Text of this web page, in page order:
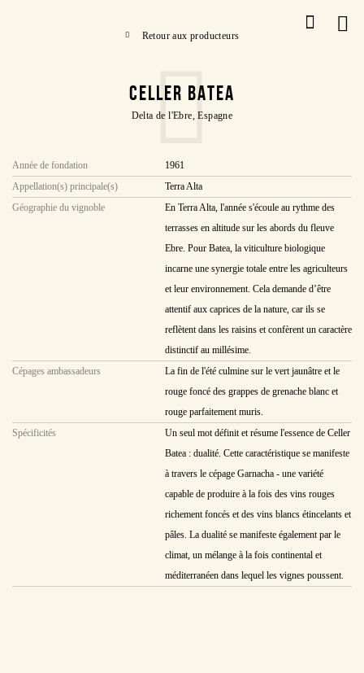
Retour aux producteurs
CELLER BATEA
Delta de l'Ebre, Espagne
Année de fondation
1961
Appellation(s) principale(s)
Terra Alta
Géographie du vignoble
En Terra Alta, l'année s'écoule au rythme des
terrasses en altitude sur les abords du fleuve
Ebre. Pour Batea, la viticulture biologique
incarne une synergie totale entre les agriculteurs
et leur environnement. Cela demande d’être
attentif aux caprices de la nature, car ils se
reflètent dans les raisins et confèrent un caractère
distinctif au millésime.
Cépages ambassadeurs
La fin de l'été culmine sur le vert jaunâtre et le
rouge foncé des grappes de grenache blanc et
rouge parfaitement muris.
Spécificités
Un seul mot définit et résume l'essence de Celler
Batea : dualité. Cette caractéristique se manifeste
à travers le cépage Garnacha - une variété
capable de produire à la fois des vins rouges
richement foncés et des vins blancs étincelants et
pâles. La dualité se manifeste également par le
climat, un mélange à la fois continental et
méditerranéen dans lequel les vignes poussent.